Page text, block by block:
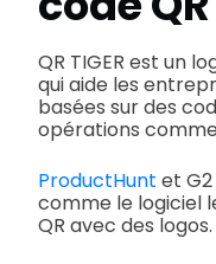
QR TIGER est un
qui aide les
basées sur des
opérations
ProductHunt et
comme le logiciel
QR avec des logos.